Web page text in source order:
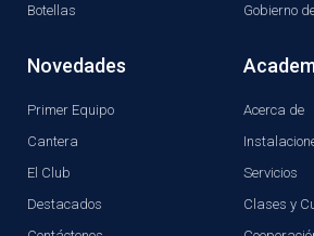
Botellas
Gobierno
Novedades
Primer Equipo
Cantera
El Club
Destacados
Acerca de
Servicios
Clases y